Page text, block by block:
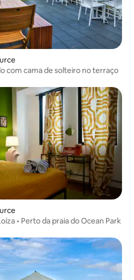
com cama de solteiro no terraço
• Perto da praia do Ocean Park